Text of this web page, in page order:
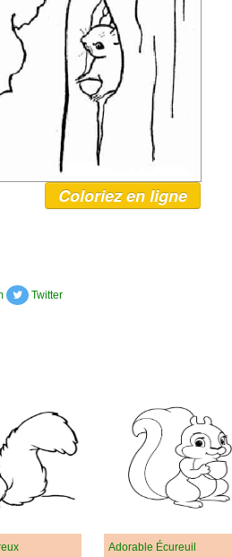
Coloriez en ligne
Twitter
Adorable Écureuil